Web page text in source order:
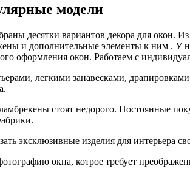
модели
десятки вариантов декора для окон.
и дополнительные элементы к ним . У
оформления окон. Работаем с
легкими занавесками,
стоят недорого. Постоянные
эксклюзивные изделия для интерьера
окна, котрое требует